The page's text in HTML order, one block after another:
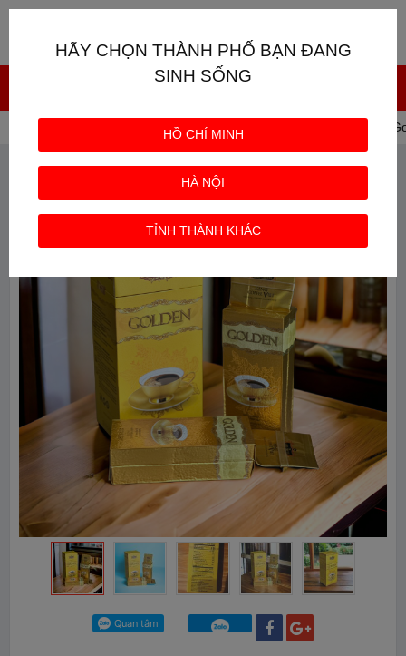
CAFE KING COFFEE Cà phê rang xay
HÃY CHỌN THÀNH PHỐ BẠN ĐANG
SINH SỐNG
HỒ CHÍ MINH
HÀ NỘI
TỈNH THÀNH KHÁC